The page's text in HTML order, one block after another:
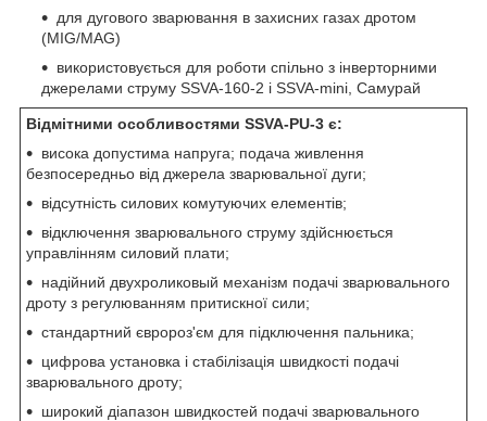
для дугового зварювання в захисних газах дротом
(MIG/MAG)
використовується для роботи спільно з інверторними
джерелами струму SSVA-160-2 і SSVA-mini, Самурай
Відмітними особливостями SSVA-PU-3 є:
висока допустима напруга; подача живлення
безпосередньо від джерела зварювальної дуги;
відсутність силових комутуючих елементів;
відключення зварювального струму здійснюється
управлінням силовий плати;
надійний двухроликовый механізм подачі зварювального
дроту з регулюванням притискної сили;
стандартний євророз'єм для підключення пальника;
цифрова установка і стабілізація швидкості подачі
зварювального дроту;
широкий діапазон швидкостей подачі зварювального